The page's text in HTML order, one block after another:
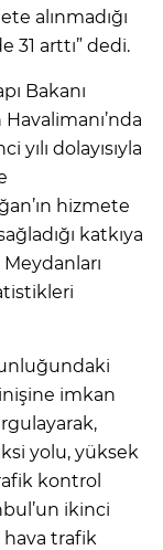
alınmadığı
31 arttı” dedi.
Bakanı
yılı dolayısıyla
hizmete
katkıya
imkan
yolu, yüksek
kontrol
ikinci
hava trafik